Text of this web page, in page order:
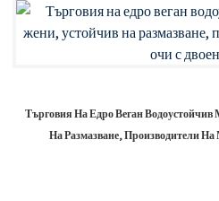
Търговия На Едро Веган
На Размазване, Производители